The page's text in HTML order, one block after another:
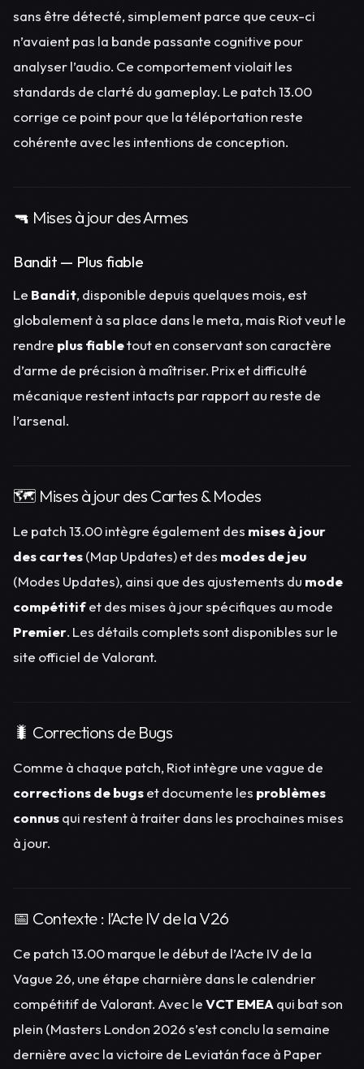
sans être détecté, simplement parce que ceux-ci
n’avaient pas la bande passante cognitive pour
analyser l’audio. Ce comportement violait les
standards de clarté du gameplay. Le patch 13.00
corrige ce point pour que la téléportation reste
cohérente avec les intentions de conception.
🔫 Mises à jour des Armes
Bandit — Plus fiable
Le Bandit, disponible depuis quelques mois, est
globalement à sa place dans le meta, mais Riot veut le
rendre plus fiabletout en conservant son caractère
d’arme de précision à maîtriser. Prix et difficulté
mécanique restent intacts par rapport au reste de
l’arsenal.
🗺️ Mises à jour des Cartes & Modes
Le patch 13.00 intègre également des mises à jour
des cartes(Map Updates) et des modes de jeu
(Modes Updates), ainsi que des ajustements du mode
compétitifet des mises à jour spécifiques au mode
Premier. Les détails complets sont disponibles sur le
site officiel de Valorant.
🐛 Corrections de Bugs
Comme à chaque patch, Riot intègre une vague de
corrections de bugset documente les problèmes
connusqui restent à traiter dans les prochaines mises
à jour.
📅 Contexte : l’Acte IV de la V26
Ce patch 13.00 marque le début de l’Acte IV de la
Vague 26, une étape charnière dans le calendrier
compétitif de Valorant. Avec leVCT EMEA qui bat son
plein (Masters London 2026 s’est conclu la semaine
dernière avec la victoire de Leviatán face à Paper